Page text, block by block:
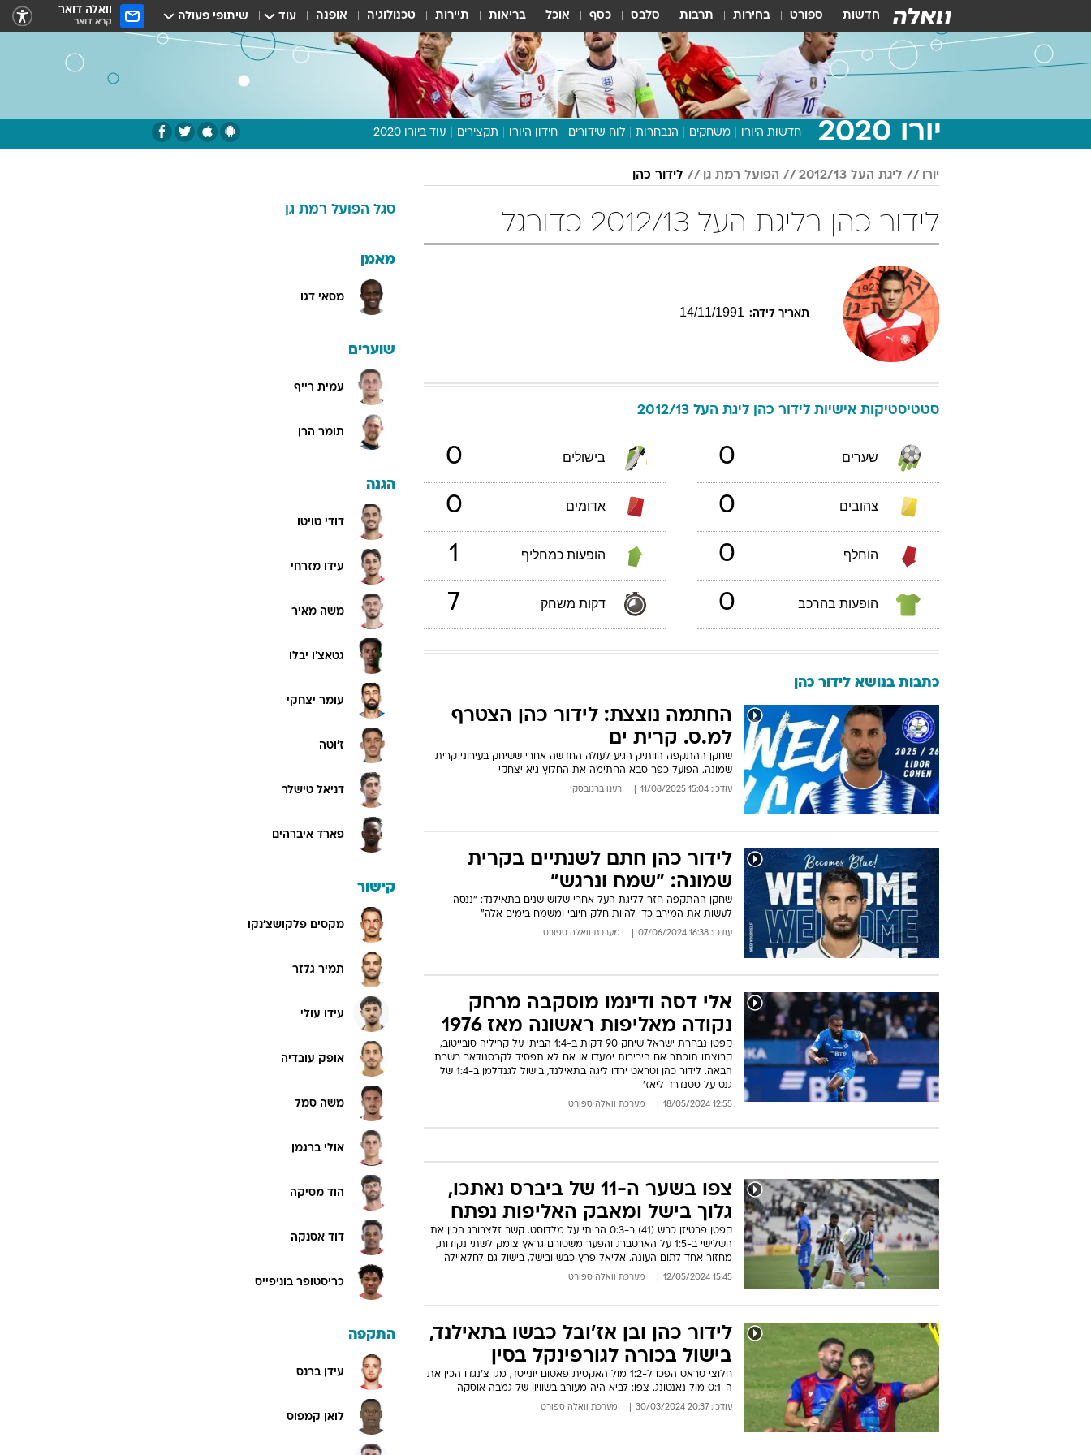
חדשות ספורט בחירות תרבות סלבס כסף אוכל בריאות תיירות טכנולוגיה אופנה עוד שיתופי פעולה וואלה דואר
קרא דואר
יורו 2020 חדשות היורו משחקים הנבחרות לוח שידורים חידון היורו תקצירים עוד ביורו 2020
תכנית היורו
דעות ופרשנויות
יורו ליגת העל 2012/13 הפועל רמת גן לידור כהן
לידור כהן בליגת העל 2012/13 כדורגל
תאריך לידה: 14/11/1991
סטטיסטיקות אישיות לידור כהן ליגת העל 2012/13
שערים 0 בישולים 0
צהובים 0 אדומים 0
הוחלף 0 הופעות כמחליף 1
הופעות בהרכב 0 דקות משחק 7
כתבות בנושא לידור כהן
החתמה נוצצת: לידור כהן הצטרף
למ.ס. קרית ים
שחקן ההתקפה הוותיק הגיע לעולה החדשה אחרי ששיחק בעירוני קרית
שמונה. הפועל כפר סבא החתימה את החלוץ גיא יצחקי
עודכן: 15:04 11/08/2025 רענן ברנובסקי
לידור כהן חתם לשנתיים בקרית
שמונה: "שמח ונרגש"
שחקן ההתקפה חזר לליגת העל אחרי שלוש שנים בתאילנד: "ננסה
לעשות את המירב כדי להיות חלק חיובי ומשמח בימים אלה"
עודכן: 16:38 07/06/2024 מערכת וואלה ספורט
אלי דסה ודינמו מוסקבה מרחק
נקודה מאליפות ראשונה מאז 1976
קפטן נבחרת ישראל שיחק 90 דקות ב-1:4 הביתי על קריליה סובייטוב,
קבוצתו תוכתר אם היריבות ימעדו או אם לא תפסיד לקרסנודאר בשבת
הבאה. לידור כהן וטראט ירדו ליגה בתאילנד, בישול לגנדלמן ב-1:4 של
גנט על סטנדרד ליאז'
12:55 18/05/2024 מערכת וואלה ספורט
צפו בשער ה-11 של ביברס נאתכו,
גלוך בישל ומאבק האליפות נפתח
קפטן פרטיזן כבש (41) ב-0:3 הביתי על מלדוסט. קשר זלצבורג הכין את
השלישי ב-1:5 על הארטברג והפער משטורם גראץ צומק לשתי נקודות,
מחזור אחד לתום העונה. אליאל פרץ כבש ובישל, בישול גם לחלאיילה
15:45 12/05/2024 מערכת וואלה ספורט
לידור כהן ובן אז'ובל כבשו בתאילנד,
בישול בכורה לגורפינקל בסין
חלוצי טראט הפכו ל-1:2 מול האקסית פאטום יונייטד, מגן צ'נגדו הכין את
ה-0:1 מול נאנטונג. צפו: לביא היה מעורב בשוויון של גמבה אוסקה
עודכן: 20:37 30/03/2024 מערכת וואלה ספורט
סגל הפועל רמת גן
מאמן
מסאי דגו
שוערים
עמית רייף
תומר הרן
הגנה
דודי טויטו
עידו מזרחי
משה מאיר
גטאצ'ו יבלו
עומר יצחקי
ז'וטה
דניאל טישלר
פארד איברהים
קישור
מקסים פלקושצ'נקו
תמיר גלזר
עידו עולי
אופק עובדיה
משה סמל
אולי ברגמן
הוד מסיקה
דוד אסנקה
כריסטופר בוניפייס
התקפה
עידן ברנס
לואן קמפוס